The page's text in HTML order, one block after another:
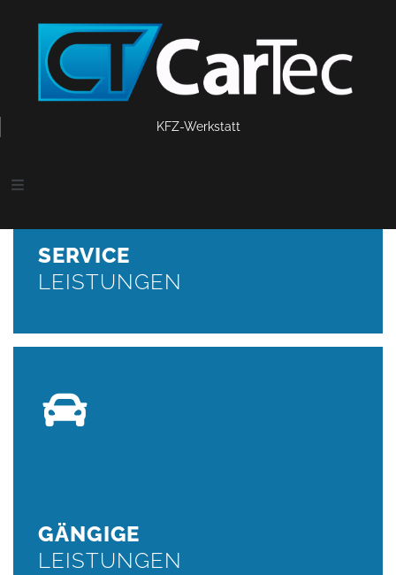
KFZ-Werkstatt
SERVICE
LEISTUNGEN
GÄNGIGE
LEISTUNGEN